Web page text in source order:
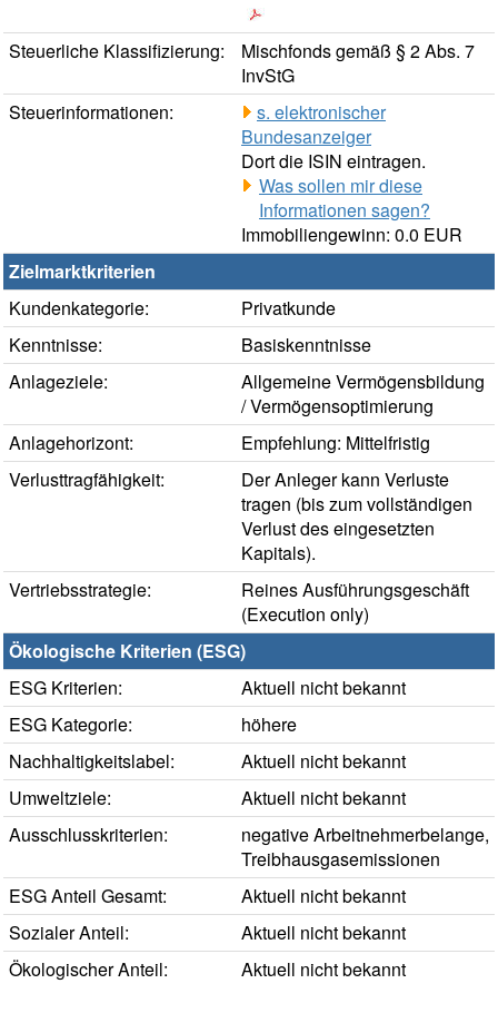
Steuerliche Klassifizierung:
Mischfonds gemäß § 2 Abs. 7
InvStG
Steuerinformationen:
s. elektronischer
Bundesanzeiger
Dort die ISIN eintragen.
Was sollen mir diese
Informationen sagen?
Immobiliengewinn: 0.0 EUR
Zielmarktkriterien
Kundenkategorie:
Privatkunde
Kenntnisse:
Basiskenntnisse
Anlageziele:
Allgemeine Vermögensbildung
/ Vermögensoptimierung
Anlagehorizont:
Empfehlung: Mittelfristig
Verlusttragfähigkeit:
Der Anleger kann Verluste
tragen (bis zum vollständigen
Verlust des eingesetzten
Kapitals).
Vertriebsstrategie:
Reines Ausführungsgeschäft
(Execution only)
Ökologische Kriterien (ESG)
ESG Kriterien:
Aktuell nicht bekannt
ESG Kategorie:
höhere
Nachhaltigkeitslabel:
Aktuell nicht bekannt
Umweltziele:
Aktuell nicht bekannt
Ausschlusskriterien:
negative Arbeitnehmerbelange,
Treibhausgasemissionen
ESG Anteil Gesamt:
Aktuell nicht bekannt
Sozialer Anteil:
Aktuell nicht bekannt
Ökologischer Anteil:
Aktuell nicht bekannt